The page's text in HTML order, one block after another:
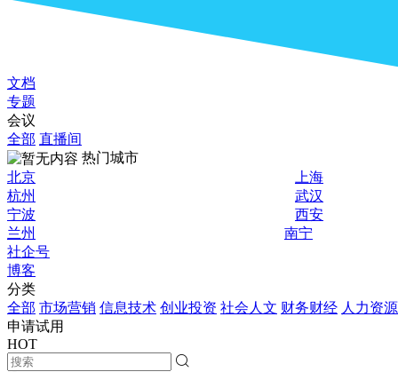
文档
专题
会议
全部 直播间
热门城市
北京
上海
杭州
武汉
宁波
西安
兰州
南宁
社企号
博客
分类
全部 市场营销 信息技术 创业投资 社会人文 财务财经 人力资源
申请试用
HOT